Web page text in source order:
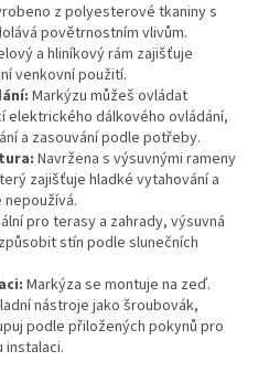
z polyesterové tkaniny s
povětrnostním vlivům.
a hliníkový rám zajišťuje
venkovní použití.
Markýzu můžeš ovládat
elektrického dálkového ovládání,
a zasouvání podle potřeby.
Navržena s výsuvnými rameny
zajišťuje hladké vytahování a
nepoužívá.
pro terasy a zahrady, výsuvná
stín podle slunečních
Markýza se montuje na zeď.
nástroje jako šroubovák,
podle přiložených pokynů pro
instalaci.